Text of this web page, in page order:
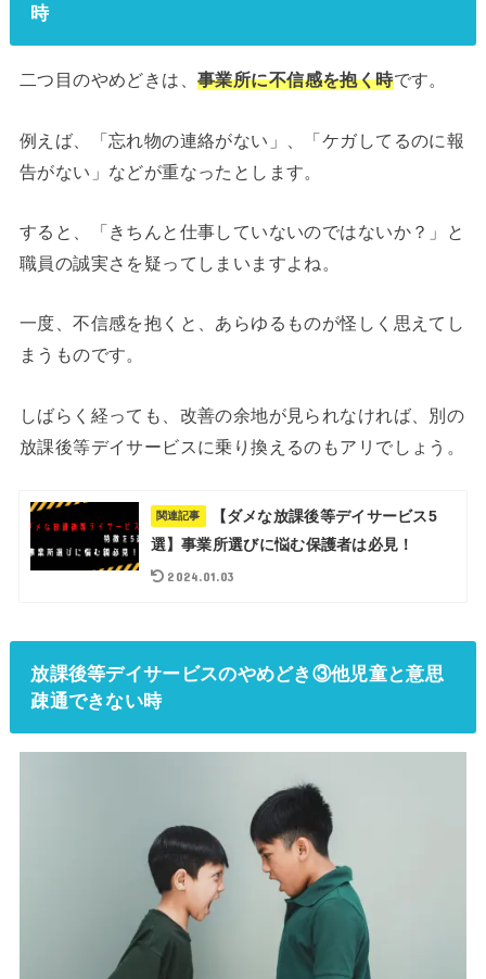
時
二つ目のやめどきは、事業所に不信感を抱く時です。
例えば、「忘れ物の連絡がない」、「ケガしてるのに報
告がない」などが重なったとします。
すると、「きちんと仕事していないのではないか？」と
職員の誠実さを疑ってしまいますよね。
一度、不信感を抱くと、あらゆるものが怪しく思えてし
まうものです。
しばらく経っても、改善の余地が見られなければ、別の
放課後等デイサービスに乗り換えるのもアリでしょう。
関連記事
【ダメな放課後等デイサービス5
選】事業所選びに悩む保護者は必見！
2024.01.03
放課後等デイサービスのやめどき③他児童と意思
疎通できない時